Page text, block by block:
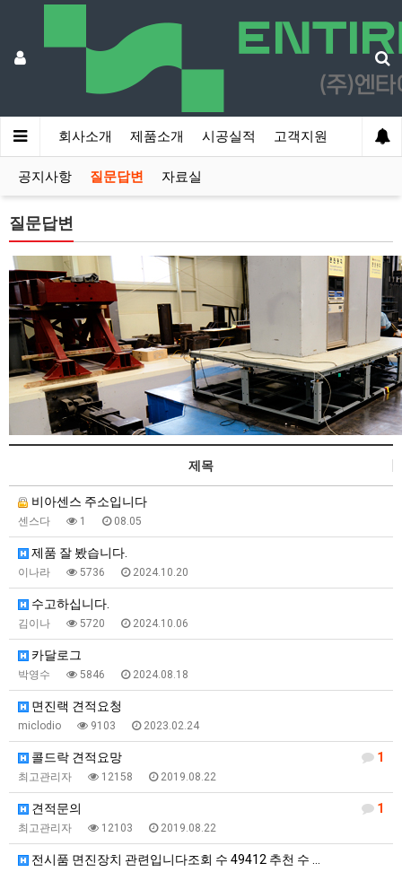
회사소개 제품소개 시공실적 고객지원
공지사항 질문답변 자료실
질문답변
제목
비아센스 주소입니다
센스다 1 08.05
제품 잘 봤습니다.
이나라 5736 2024.10.20
수고하십니다.
김이나 5720 2024.10.06
카달로그
박영수 5846 2024.08.18
면진랙 견적요청
miclodio 9103 2023.02.24
1
콜드락 견적요망
최고관리자 12158 2019.08.22
1
견적문의
최고관리자 12103 2019.08.22
전시품 면진장치 관련입니다조회 수 49412 추천 수 …